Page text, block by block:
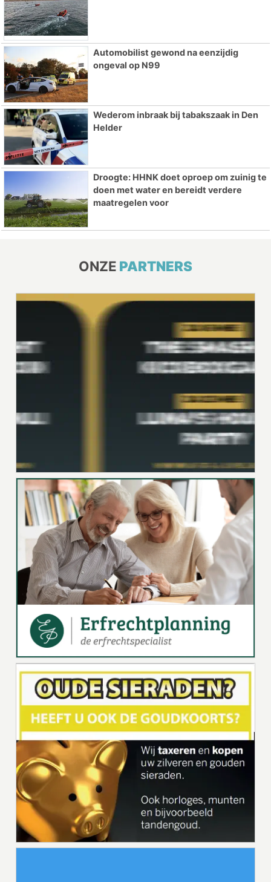
Automobilist gewond na eenzijdig
ongeval op N99
Wederom inbraak bij tabakszaak in Den
Helder
Droogte: HHNK doet oproep om zuinig te
doen met water en bereidt verdere
maatregelen voor
ONZE PARTNERS